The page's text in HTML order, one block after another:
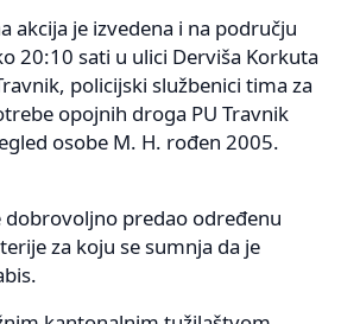
akcija je izvedena i na području
20:10 sati u ulici Derviša Korkuta
policijski službenici tima za
opojnih droga PU Travnik
osobe M. H. rođen 2005.
predao određenu
za koju se sumnja da je